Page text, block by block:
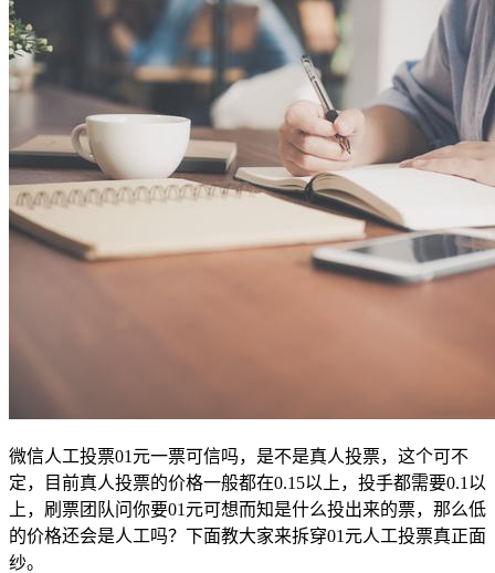
微信人工投票01元一票可信吗，是不是真人投票，这个可不
定，目前真人投票的价格一般都在0.15以上，投手都需要0.1以
上，刷票团队问你要01元可想而知是什么投出来的票，那么低
的价格还会是人工吗？下面教大家来拆穿01元人工投票真正面
纱。